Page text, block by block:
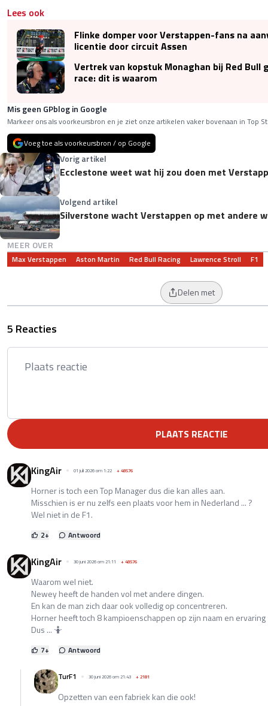
Lees ook
Flinke domper voor Verstappen-fans na
licentie door circuit Assen
Vertrek van kopstuk Monaghan bij Red Bull
race: dit is waarom
Mis geen GPblog in Google
Markeer ons als voorkeursbron en je ziet onze artikelen vaker bovenaan in Top
Voeg toe als voorkeursbron / op Google
Vorig artikel
Ecclestone weet wat hij zou doen met
Volgend artikel
Silverstone wacht Verstappen op met andere
MEER OVER
Max Verstappen Aston Martin Red Bull Racing Lawrence Stroll F1
Delen met
5 Reacties
PLAATS REACTIE
KingAir 01 juli 2026 om 1:22 +48576
Horner is toch een Top Manager dus die kan alles aan.
Misschien is er nu zelfs een plaats voor hem in Nederland ... ?
Wel niet in de F1.
2+ Antwoord
KingAir 30 juni 2026 om 21:11 +48576
Waarom wel niet.
Newey heeft de handen vol met andere dingen.
En kan de man zich daar ook volledig op concentreren.
Horner heeft toch 8 kampioenschappen op zijn naam en ervaring
Dus ... 🤷
7+ Antwoord
TurF1 30 juni 2026 om 21:43 +2181
Opzetten van een fabriek kan die ook!